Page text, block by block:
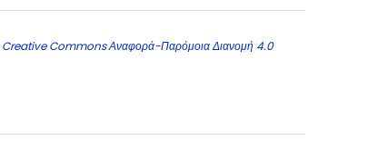
Creative Commons Αναφορά-Παρόμοια Διανομή 4.0